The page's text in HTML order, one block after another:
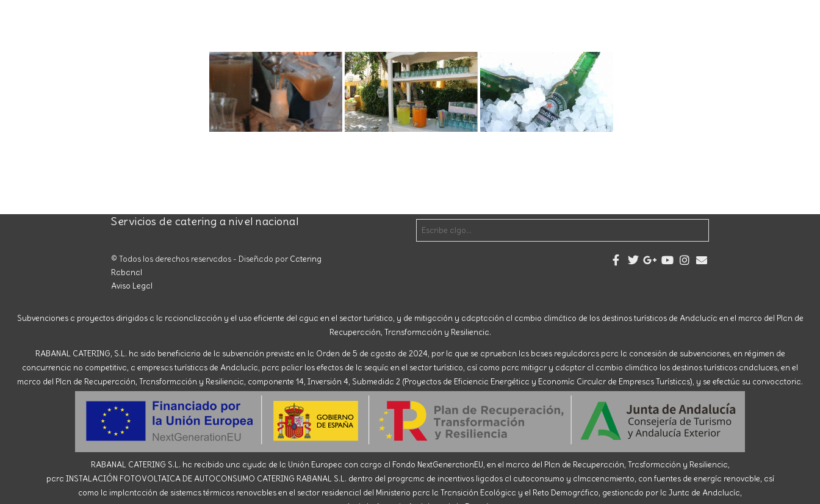
Servicios de catering a nivel nacional
© Todos los derechos reservados - Diseñado por Catering
Rabanal
Aviso Legal
Subvenciones a proyectos dirigidos a la racionalización y el uso eficiente del agua en el sector turístico, y de mitigación y adaptación al cambio climático de los destinos turísticos de Andalucía en el marco del Plan de
Recuperación, Transformación y Resiliencia.
RABANAL CATERING, S.L. ha sido beneficiario de la subvención prevista en la Orden de 5 de agosto de 2024, por la que se aprueban las bases reguladoras para la concesión de subvenciones, en régimen de
concurrencia no competitiva, a empresas turísticas de Andalucía, para paliar los efectos de la sequía en el sector turístico, así como para mitigar y adaptar al cambio climático los destinos turísticos andaluces, en el
marco del Plan de Recuperación, Transformación y Resiliencia, componente 14, Inversión 4, Submedida 2 (Proyectos de Eficiencia Energética y Economía Circular de Empresas Turísticas), y se efectúa su convocatoria.
RABANAL CATERING S.L. ha recibido una ayuda de la Unión Europea con cargo al Fondo NextGenerationEU, en el marco del Plan de Recuperación, Trasformación y Resiliencia,
para INSTALACIÓN FOTOVOLTAICA DE AUTOCONSUMO CATERING RABANAL S.L. dentro del programa de incentivos ligados al autoconsumo y almacenamiento, con fuentes de energía renovable, así
como la implantación de sistemas térmicos renovables en el sector residencial del Ministerio para la Transición Ecológica y el Reto Demográfico, gestionado por la Junta de Andalucía,